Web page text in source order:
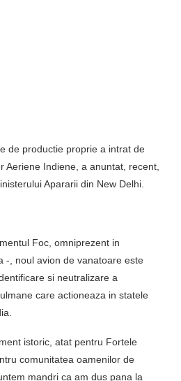
de productie proprie a intrat de
Aeriene Indiene, a anuntat, recent,
Apararii din New Delhi.
Foc, omniprezent in
-, noul avion de vanatoare este
si neutralizare a
care actioneaza in statele
istoric, atat pentru Fortele
comunitatea oamenilor de
mandri ca am dus pana la